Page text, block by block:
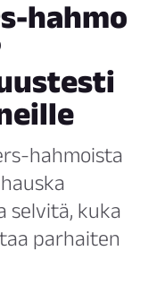
hahmo
hahmoista
selvitä, kuka
parhaiten